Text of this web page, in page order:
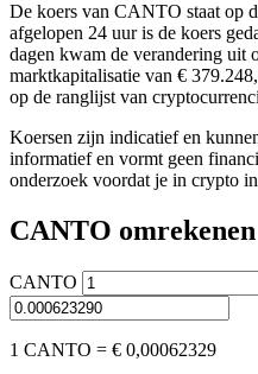
De koers van CANTO staat op
afgelopen 24 uur is de koers
dagen kwam de verandering uit
marktkapitalisatie van €
op de ranglijst van
Koersen zijn indicatief en
informatief en vormt geen
onderzoek voordat je in crypto
CANTO omrekenen
CANTO
1 CANTO = € 0,00062329